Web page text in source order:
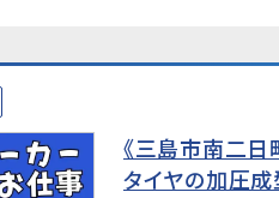
《三島市南二日
タイヤの加圧成